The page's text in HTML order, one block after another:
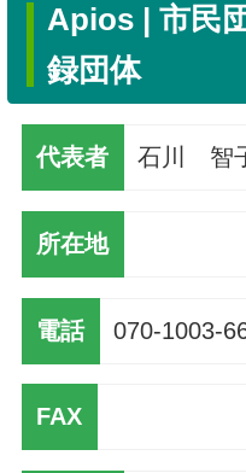
Apios | 市民
録団体
代表者 石川 智
所在地
電話 070-1003-
FAX